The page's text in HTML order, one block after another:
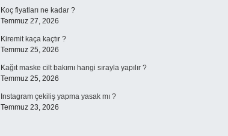
Koç fiyatları ne kadar ?
Temmuz 27, 2026
Kiremit kaça kaçtır ?
Temmuz 25, 2026
Kağıt maske cilt bakımı hangi sırayla yapılır ?
Temmuz 25, 2026
Instagram çekiliş yapma yasak mı ?
Temmuz 23, 2026